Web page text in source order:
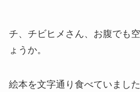
チ、チビヒメさん、お腹でも
ょうか。
絵本を文字通り食べていました